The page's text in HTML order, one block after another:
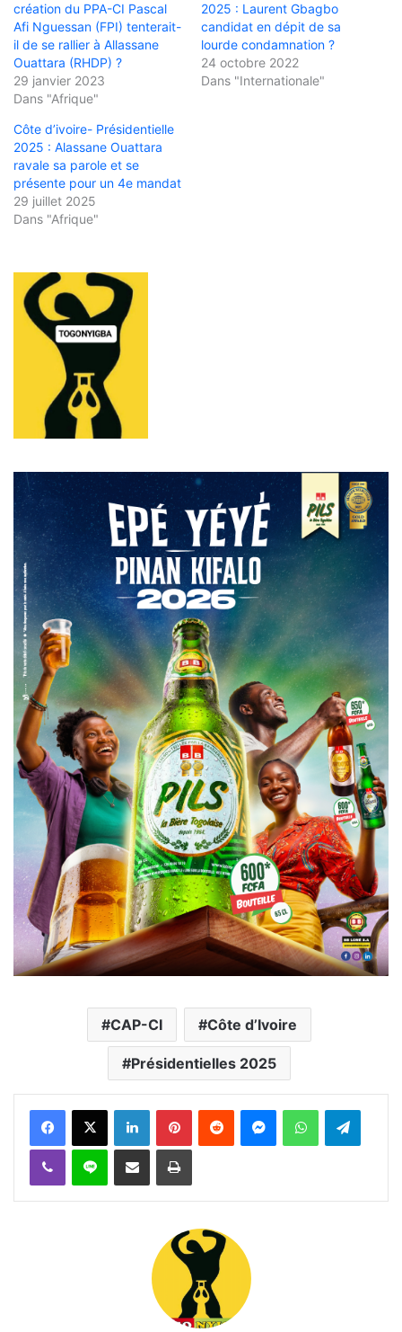
création du PPA-CI Pascal
Afi Nguessan (FPI) tenterait-
il de se rallier à Allassane
Ouattara (RHDP) ?
29 janvier 2023
Dans "Afrique"
2025 : Laurent Gbagbo
candidat en dépit de sa
lourde condamnation ?
24 octobre 2022
Dans "Internationale"
Côte d’ivoire- Présidentielle
2025 : Alassane Ouattara
ravale sa parole et se
présente pour un 4e mandat
29 juillet 2025
Dans "Afrique"
CAP-CI Côte d’Ivoire
Présidentielles 2025
FacebookX Linkedin PinterestReddit MessengerWhatsAppTelegram
Viber Ligne Partager par email Imprimer